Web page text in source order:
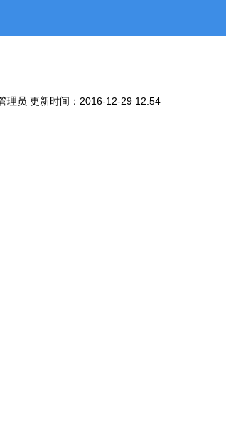
理员 更新时间：2016-12-29 12:54